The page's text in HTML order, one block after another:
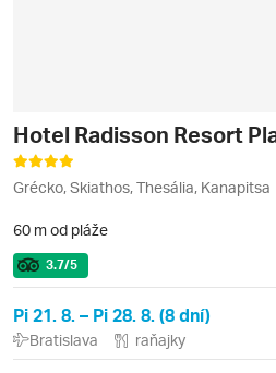
Hotel Radisson Resort
Grécko, Skiathos, Thesália, Kanapitsa
60 m od pláže
3.7/5
Pi 21. 8. – Pi 28. 8. (8 dní)
Bratislava raňajky